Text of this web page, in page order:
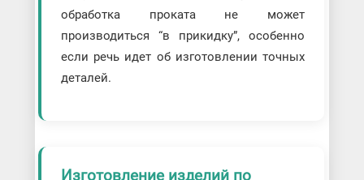
обработка проката не может
производиться “в прикидку”, особенно
если речь идет об изготовлении точных
деталей.
Изготовление изделий по